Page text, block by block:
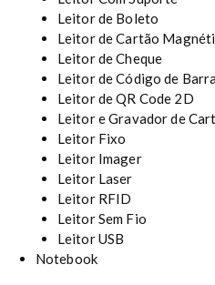
Leitor de Boleto
Leitor de Cartão
Leitor de Cheque
Leitor de Código de
Leitor de QR Code 2D
Leitor e Gravador de
Leitor Fixo
Leitor Imager
Leitor Laser
Leitor RFID
Leitor Sem Fio
Leitor USB
Notebook